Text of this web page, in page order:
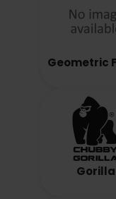
Geometric
Gorilla